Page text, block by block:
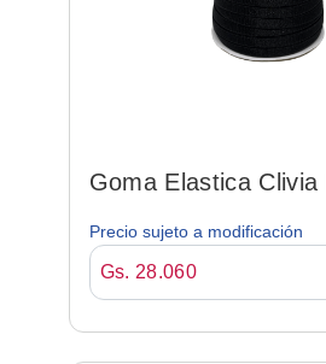
Goma Elastica Clivia
Precio sujeto a modificación
Gs. 28.060